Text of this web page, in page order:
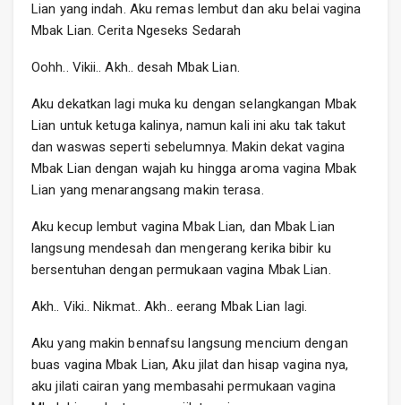
Lian yang indah. Aku remas lembut dan aku belai vagina
Mbak Lian. Cerita Ngeseks Sedarah
Oohh.. Vikii.. Akh.. desah Mbak Lian.
Aku dekatkan lagi muka ku dengan selangkangan Mbak
Lian untuk ketuga kalinya, namun kali ini aku tak takut
dan waswas seperti sebelumnya. Makin dekat vagina
Mbak Lian dengan wajah ku hingga aroma vagina Mbak
Lian yang menarangsang makin terasa.
Aku kecup lembut vagina Mbak Lian, dan Mbak Lian
langsung mendesah dan mengerang kerika bibir ku
bersentuhan dengan permukaan vagina Mbak Lian.
Akh.. Viki.. Nikmat.. Akh.. eerang Mbak Lian lagi.
Aku yang makin bennafsu langsung mencium dengan
buas vagina Mbak Lian, Aku jilat dan hisap vagina nya,
aku jilati cairan yang membasahi permukaan vagina